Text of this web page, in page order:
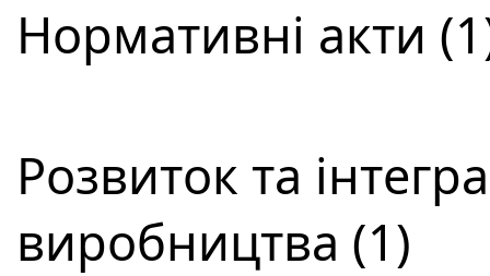
Нормативні акти
Розвиток та
виробництва (1)